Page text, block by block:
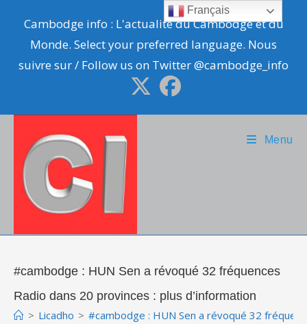
content
Cambodge info : L'actualité du Cambodge et du
Monde. Select your preferred language. Nous
suivre sur / Follow us on Twitter @cambodge_info
Menu
#cambodge : HUN Sen a révoqué 32 fréquences
Radio dans 20 provinces : plus d’information
> Licadho > #cambodge : HUN Sen a révoqué 32
Français